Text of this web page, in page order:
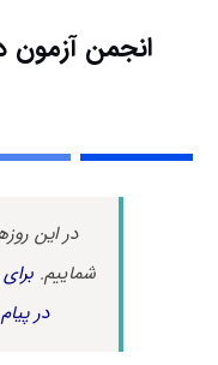
انجمن
در این
شماییم.
در